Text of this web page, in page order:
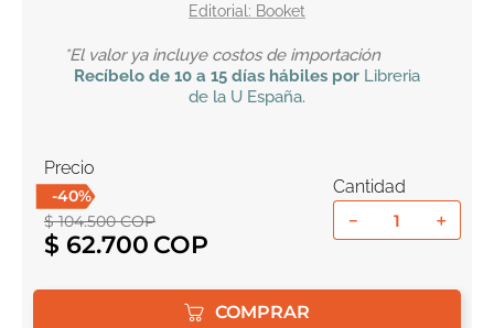
Booket
*El valor ya incluye costos de importación
Recíbelo de 10 a 15 días hábiles por Libreria
de la U España.
Precio
-40%
$ 104.500COP
$ 62.700
Cantidad
＋
－
COMPRAR